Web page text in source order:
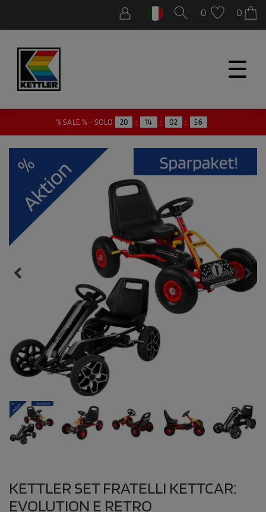
0 0
☰
KETTLER SET FRATELLI KETTCAR:
EVOLUTION E RETRO
% SALE % – SOLO 20 : 14 : 02 : 55